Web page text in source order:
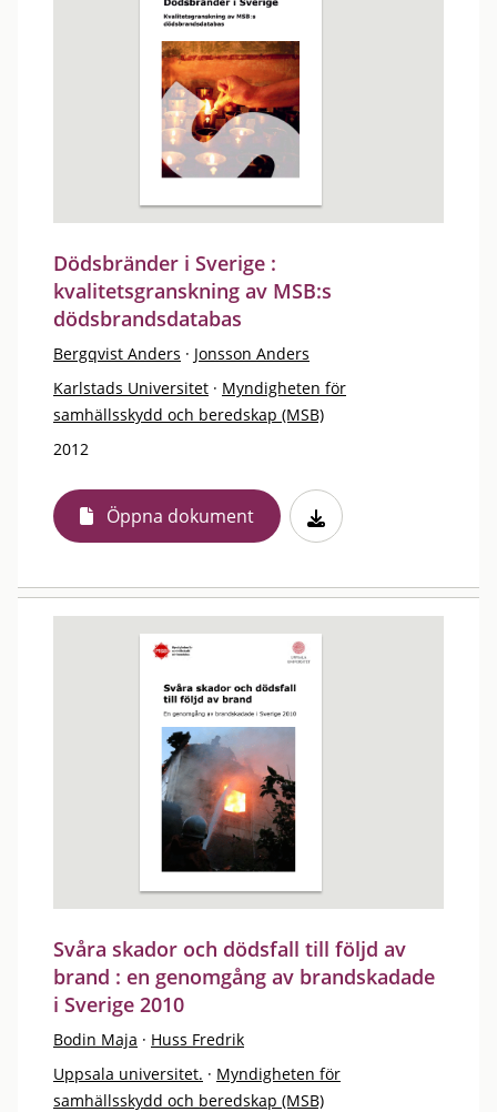
Dödsbränder i Sverige :
kvalitetsgranskning av MSB:s
dödsbrandsdatabas
Bergqvist Anders · Jonsson Anders
Karlstads Universitet · Myndigheten för
samhällsskydd och beredskap (MSB)
2012
Öppna dokument
Svåra skador och dödsfall till följd av
brand : en genomgång av brandskadade
i Sverige 2010
Bodin Maja · Huss Fredrik
Uppsala universitet. · Myndigheten för
samhällsskydd och beredskap (MSB)